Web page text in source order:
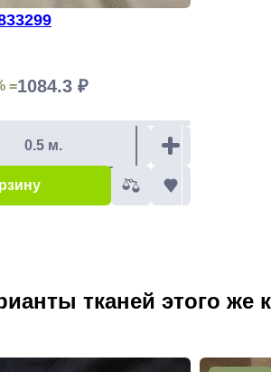
833299
=1084.3 ₽
тканей этого же